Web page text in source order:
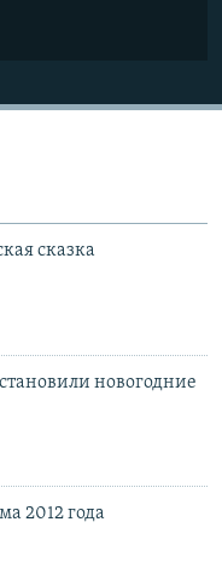
сказка
новогодние
2012 года